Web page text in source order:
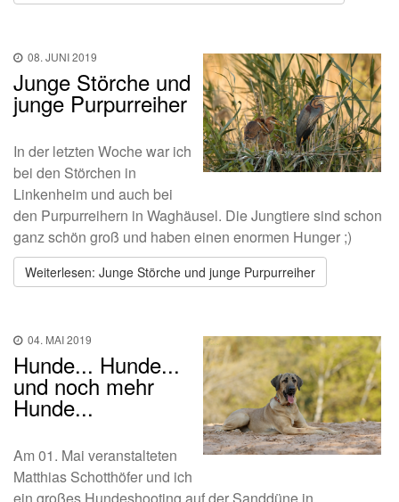
08. JUNI 2019
Junge Störche und
junge Purpurreiher
In der letzten Woche war ich
bei den Störchen in
Linkenheim und auch bei
den Purpurreihern in Waghäusel. Die Jungtiere sind schon
ganz schön groß und haben einen enormen Hunger ;)
Weiterlesen: Junge Störche und junge Purpurreiher
04. MAI 2019
Hunde... Hunde...
und noch mehr
Hunde...
Am 01. Mai veranstalteten
Matthias Schotthöfer und ich